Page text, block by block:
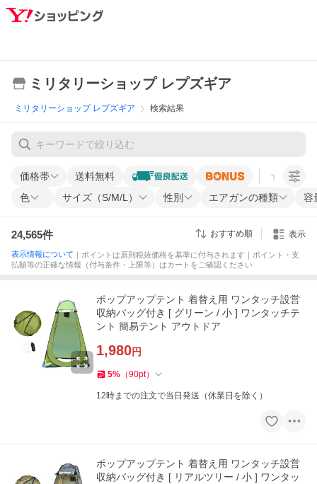
ミリタリーショップ レプズギア
ミリタリーショップ レプズギア 検索結果
価格帯 送料無料 すべての条
色 サイズ（S/M/L） 性別 エアガンの種類 容
24,565件 おすすめ順 表示
表示情報について ｜ポイントは原則税抜価格を基準に付与されます｜ポイント・支
払額等の正確な情報（付与条件・上限等）はカートをご確認ください
ポップアップテント 着替え用 ワンタッチ設営
収納バッグ付き [ グリーン / 小 ] ワンタッチテ
ント 簡易テント アウトドア
1,980円
5% （90pt）
12時までの注文で当日発送（休業日を除く）
ポップアップテント 着替え用 ワンタッチ設営
収納バッグ付き [ リアルツリー / 小 ] ワンタッ